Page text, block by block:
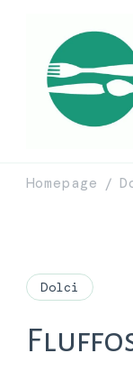
Homepage /
Dolci